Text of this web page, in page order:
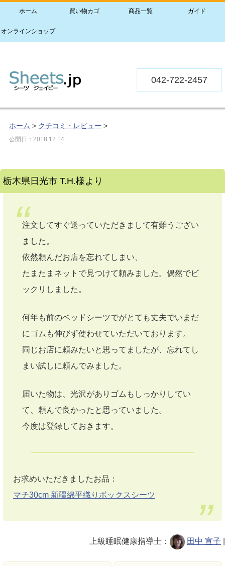
ホーム 買い物カゴ 商品一覧 ガイド
オンラインショップ
042-722-2457
ホーム > クチコミ・レビュー >
公開日： 2018.12.14
栃木県日光市 T.H.様より
注文してすぐ送っていただきまして有難うござい
ました。
依然頼んだお店を忘れてしまい、
たまたまネットで見つけて頼みました。偶然でビ
ックリしました。
何年も前のベッドシーツでがとても丈夫でいまだ
にゴムも伸びず使わせていただいております。
同じお店に頼みたいと思ってましたが、忘れてし
まい試しに頼んでみました。
届いた物は、光沢がありゴムもしっかりしてい
て、頼んで良かったと思っていました。
今度は登録しておきます。
お求めいただきましたお品：
マチ30cm 新疆綿平織りボックスシーツ
上級睡眠健康指導士： 田中 宣子